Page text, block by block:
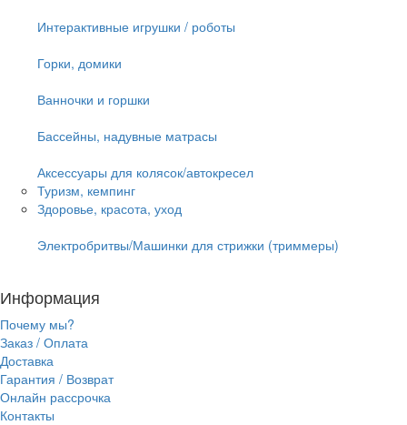
Интерактивные игрушки / роботы
Горки, домики
Ванночки и горшки
Бассейны, надувные матрасы
Аксессуары для колясок/автокресел
Туризм, кемпинг
Здоровье, красота, уход
Электробритвы/Машинки для стрижки (триммеры)
Информация
Почему мы?
Заказ / Оплата
Доставка
Гарантия / Возврат
Онлайн рассрочка
Контакты